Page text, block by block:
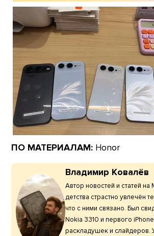
ПО МАТЕРИАЛАМ: Honor
Владимир Ковалёв
Автор новостей и статей
детства страстно увлечён
что с ними связано. Был
Nokia 3310 и первого
раскладушек и слайдеров.